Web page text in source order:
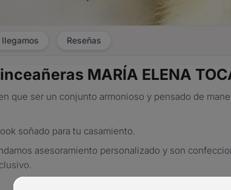
Reseñas
MARÍA ELENA
que ser un conjunto armonioso y pensado de
soñado para tu casamiento.
asesoramiento personalizado y son